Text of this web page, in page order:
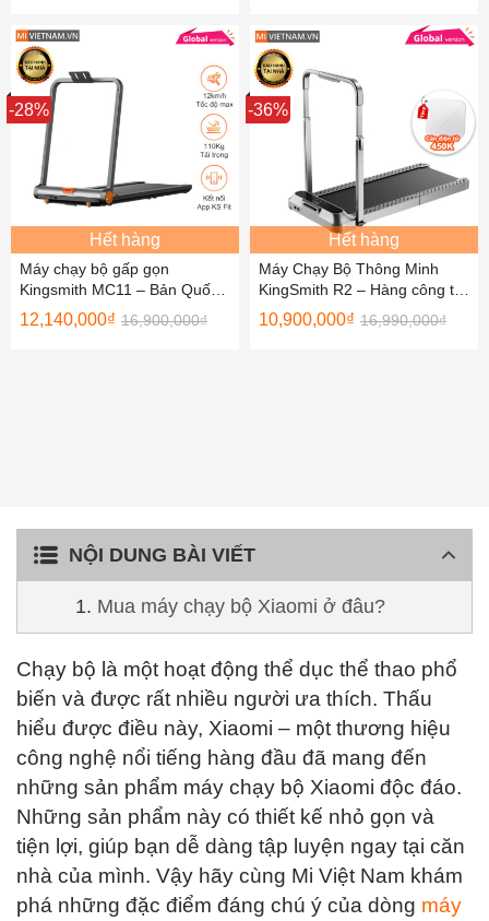
Sale
-28%
Hết hàng
Máy chạy bộ gấp gọn
Kingsmith MC11 – Bản Quốc
Tế
12,140,000₫ 16,900,000₫
Sale
-36%
Hết hàng
Máy Chạy Bộ Thông Minh
KingSmith R2 – Hàng công ty,
Bản Quốc Tế
10,900,000₫ 16,990,000₫
NỘI DUNG BÀI VIẾT
Mua máy chạy bộ Xiaomi ở đâu?
Chạy bộ là một hoạt động thể dục thể thao phổ
biến và được rất nhiều người ưa thích. Thấu
hiểu được điều này, Xiaomi – một thương hiệu
công nghệ nổi tiếng hàng đầu đã mang đến
những sản phẩm máy chạy bộ Xiaomi độc đáo.
Những sản phẩm này có thiết kế nhỏ gọn và
tiện lợi, giúp bạn dễ dàng tập luyện ngay tại căn
nhà của mình. Vậy hãy cùng Mi Việt Nam khám
phá những đặc điểm đáng chú ý của dòng máy